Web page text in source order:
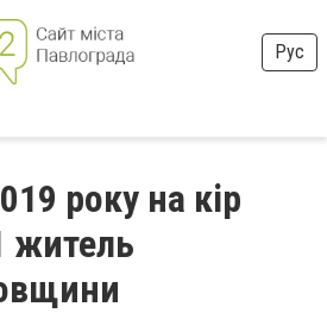
Рус
року на кір
житель